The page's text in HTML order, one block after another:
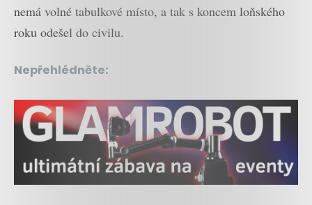
nemá volné tabulkové místo, a tak s koncem loňského
roku odešel do civilu.
Nepřehlédněte: